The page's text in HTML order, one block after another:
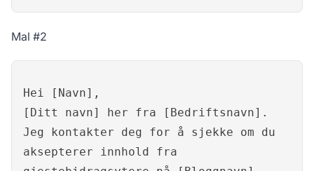
Mal #2
Hei [Navn],
[Ditt navn] her fra [Bedriftsnavn].
Jeg kontakter deg for å sjekke om du
aksepterer innhold fra